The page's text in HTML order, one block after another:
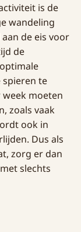
is de
wandeling
de eis voor
de
spieren te
moeten
zoals vaak
ook in
Dus als
zorg er dan
slechts